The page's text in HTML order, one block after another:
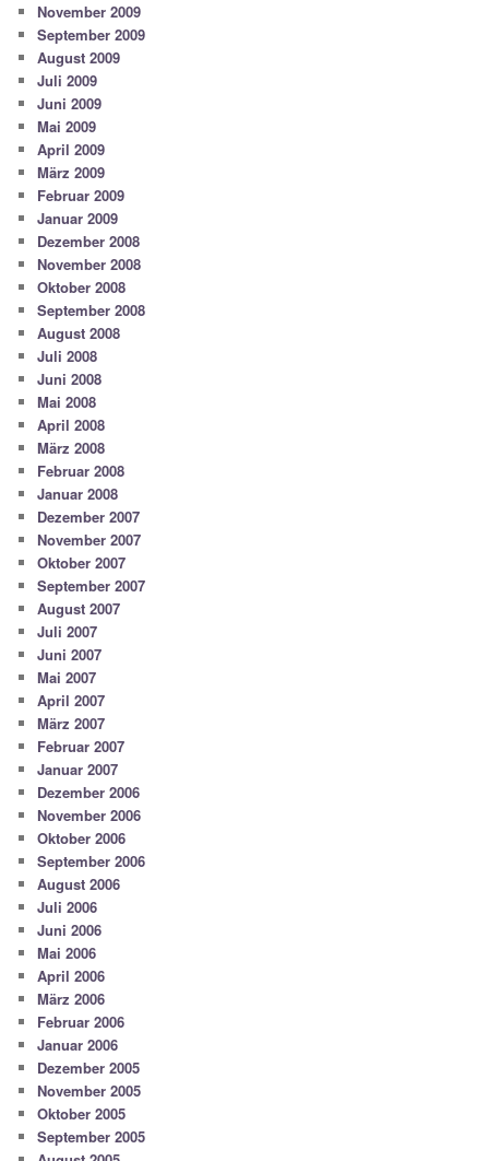
November 2009
September 2009
August 2009
Juli 2009
Juni 2009
Mai 2009
April 2009
März 2009
Februar 2009
Januar 2009
Dezember 2008
November 2008
Oktober 2008
September 2008
August 2008
Juli 2008
Juni 2008
Mai 2008
April 2008
März 2008
Februar 2008
Januar 2008
Dezember 2007
November 2007
Oktober 2007
September 2007
August 2007
Juli 2007
Juni 2007
Mai 2007
April 2007
März 2007
Februar 2007
Januar 2007
Dezember 2006
November 2006
Oktober 2006
September 2006
August 2006
Juli 2006
Juni 2006
Mai 2006
April 2006
März 2006
Februar 2006
Januar 2006
Dezember 2005
November 2005
Oktober 2005
September 2005